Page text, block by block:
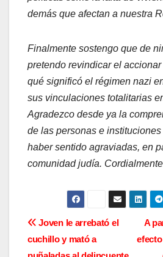
demás que afectan a nuestra
Finalmente sostengo que de
pretendo revindicar el
qué significó el régimen nazi
sus vinculaciones totalitarias
Agradezco desde ya la
de las personas e
haber sentido agraviadas, en
comunidad judía.
N
a
A
Joven le arrebató el
cuchillo y mató a